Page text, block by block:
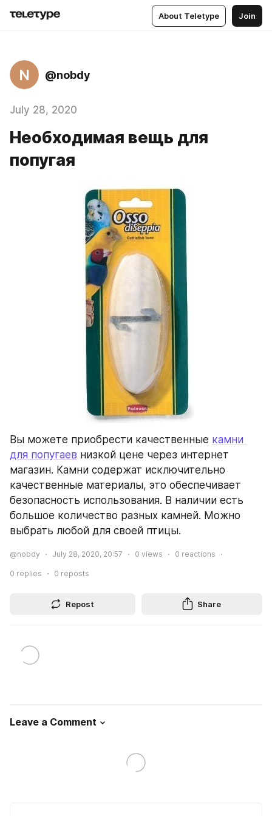
About Teletype Join
N @nobdy
July 28, 2020
Необходимая вещь для
попугая
Вы можете приобрести качественные камни
для попугаев низкой цене через интернет
магазин. Камни содержат исключительно
качественные материалы, это обеспечивает
безопасность использования. В наличии есть
большое количество разных камней. Можно
выбрать любой для своей птицы.
@nobdy July 28, 2020, 20:57 0 views 0 reactions
0 replies 0 reposts
Repost Share
Leave a Comment